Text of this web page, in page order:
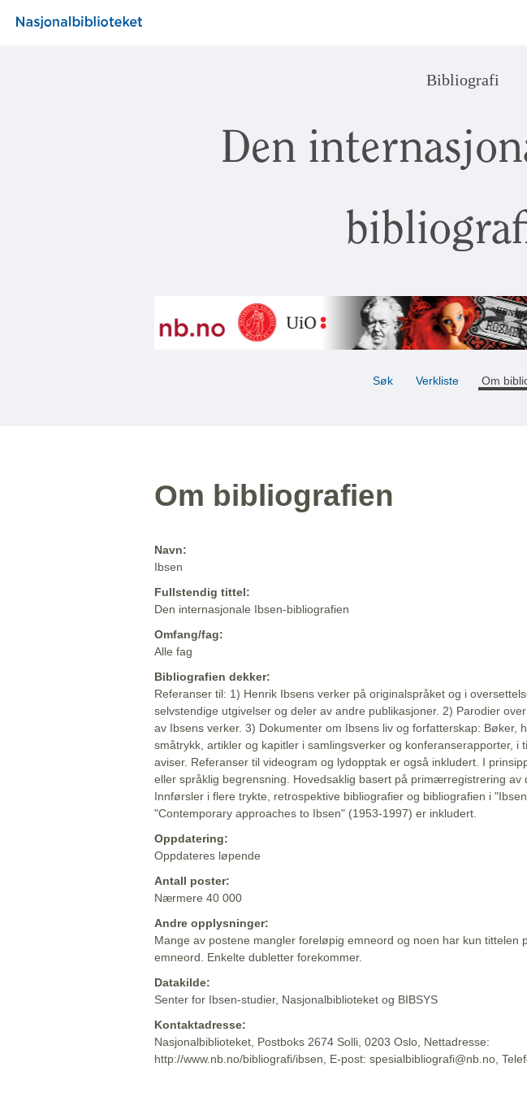
Bibliografi
Den
Søk Verkliste Om
Om bibliografien
Navn:
Ibsen
Fullstendig tittel:
Den internasjonale Ibsen-bibliografien
Omfang/fag:
Alle fag
Bibliografien dekker:
Referanser til: 1) Henrik Ibsens verker på originalspråket og i
selvstendige utgivelser og deler av andre publikasjoner. 2) Parodier
av Ibsens verker. 3) Dokumenter om Ibsens liv og forfatterskap: Bøker,
småtrykk, artikler og kapitler i samlingsverker og konferanserapporter, i
aviser. Referanser til videogram og lydopptak er også inkludert. I
eller språklig begrensning. Hovedsaklig basert på primærregistrering av
Innførsler i flere trykte, retrospektive bibliografier og bibliografien i
"Contemporary approaches to Ibsen" (1953-1997) er inkludert.
Oppdatering:
Oppdateres løpende
Antall poster:
Nærmere 40 000
Andre opplysninger:
Mange av postene mangler foreløpig emneord og noen har kun tittelen
emneord. Enkelte dubletter forekommer.
Datakilde:
Senter for Ibsen-studier, Nasjonalbiblioteket og BIBSYS
Kontaktadresse:
Nasjonalbiblioteket, Postboks 2674 Solli, 0203 Oslo, Nettadresse:
http://www.nb.no/bibliografi/ibsen, E-post: spesialbibliografi@nb.no,